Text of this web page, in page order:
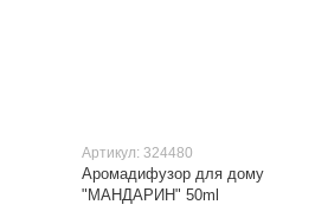
Артикул: 324480
Аромадифузор для дому
"МАНДАРИН" 50ml